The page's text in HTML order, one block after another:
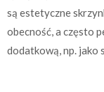
są estetyczne
obecność, a często
dodatkową, np. jako